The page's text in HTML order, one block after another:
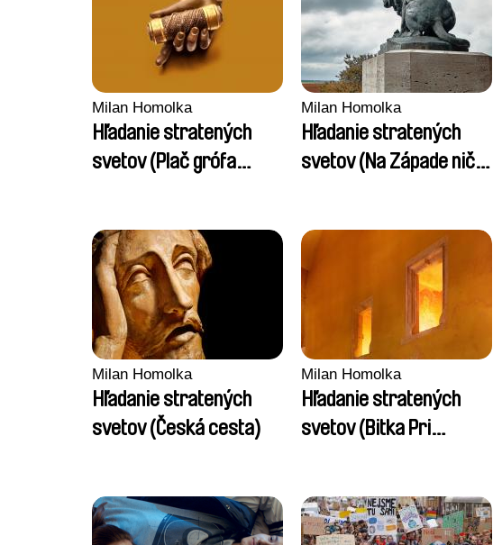
Milan Homolka
Hľadanie stratených
svetov (Plač grófa
Milan Homolka
Hľadanie stratených
svetov (Na Západe nič
Milan Homolka
Hľadanie stratených
svetov (Česká cesta)
Milan Homolka
Hľadanie stratených
svetov (Bitka Pri